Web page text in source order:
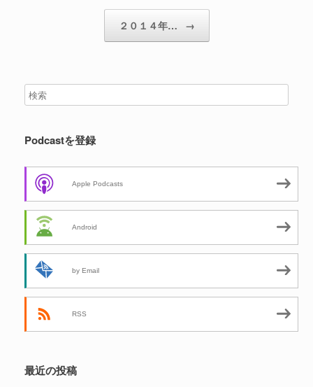
２０１４年… →
Podcastを登録
Apple Podcasts
Android
by Email
RSS
最近の投稿